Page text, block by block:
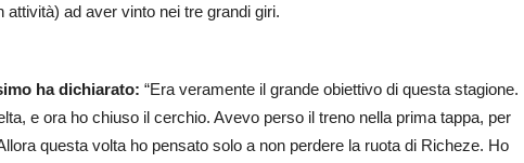
attività) ad aver vinto nei tre grandi giri.
ha dichiarato: “Era veramente il grande obiettivo di questa stagione.
e ora ho chiuso il cerchio. Avevo perso il treno nella prima tappa, per
questa volta ho pensato solo a non perdere la ruota di Richeze. Ho